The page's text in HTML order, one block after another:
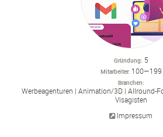
Gründung 5
Mitarbeiter 100—199
Branchen
Werbeagenturen Animation/3D Allround-
Visagisten
Impressum